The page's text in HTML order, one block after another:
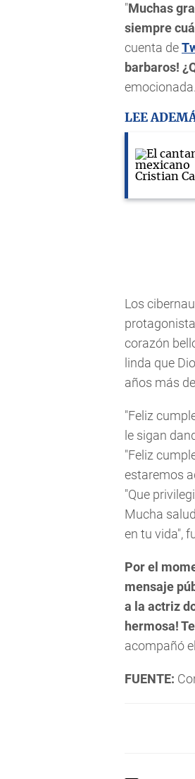
"Muchas
siempre
cuenta de
barbaros!
emocionada.
LEE
Los
corazón
linda que
años más
"Feliz
le sigan
"Feliz
estaremos
"Que
Mucha
en tu vida",
Por el
mensaje
a la actriz
hermosa!
acompañó
FUENTE: